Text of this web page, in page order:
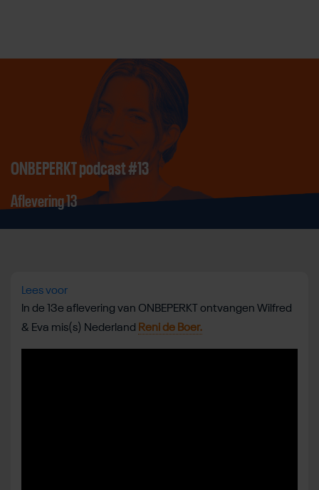
Direct door naar content
ONBEPERKT podcast #13
Aflevering 13
Lees voor
In de 13e aflevering van ONBEPERKT ontvangen Wilfred
& Eva mis(s) Nederland Reni de Boer.